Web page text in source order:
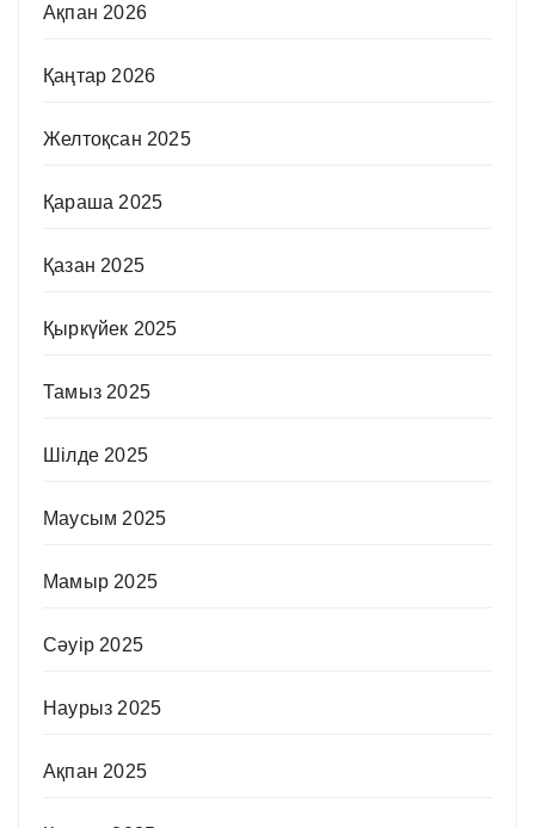
Ақпан 2026
Қаңтар 2026
Желтоқсан 2025
Қараша 2025
Қазан 2025
Қыркүйек 2025
Тамыз 2025
Шілде 2025
Маусым 2025
Мамыр 2025
Сәуір 2025
Наурыз 2025
Ақпан 2025